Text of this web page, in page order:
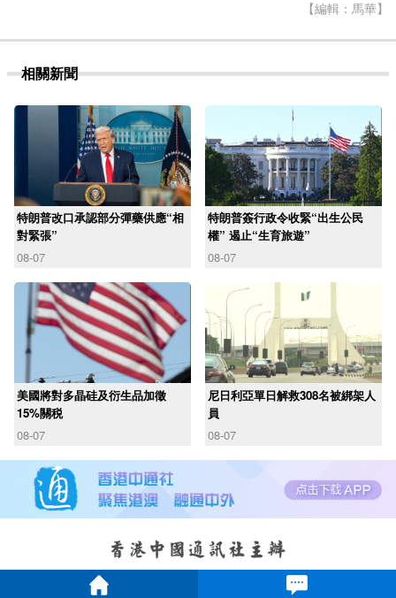
【編輯：馬華】
相關新聞
特朗普改口承認部分彈藥供應“相
對緊張”
08-07
特朗普簽行政令收緊“出生公民
權” 遏止“生育旅遊”
08-07
美國將對多晶硅及衍生品加徵
15%關税
08-07
尼日利亞單日解救308名被綁架人
員
08-07